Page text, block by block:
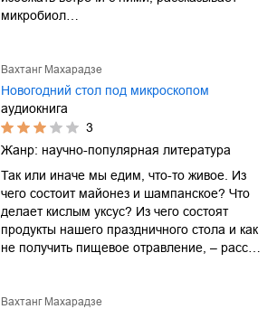
микробиол…
Вахтанг Махарадзе
Новогодний стол под микроскопом
аудиокнига
3
Жанр: научно-популярная литература
Так или иначе мы едим, что-то живое. Из
чего состоит майонез и шампанское? Что
делает кислым уксус? Из чего состоят
продукты нашего праздничного стола и как
не получить пищевое отравление, – расс…
Вахтанг Махарадзе